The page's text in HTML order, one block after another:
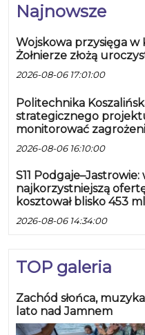
Najnowsze
Wojskowa przysięga w
Żołnierze złożą
2026-08-06 17:01:00
Politechnika
strategicznego
monitorować
2026-08-06 16:10:00
S11
najkorzystniejszą
kosztował blisko 453
2026-08-06 14:34:00
TOP galeria
Zachód słońca,
lato nad Jamnem